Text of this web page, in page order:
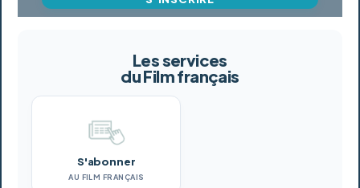
Les services
du Film français
S'abonner
AU FILM FRANÇAIS